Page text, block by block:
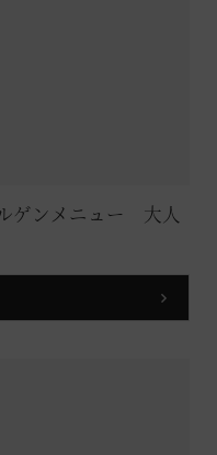
ゲンメニュー 大人